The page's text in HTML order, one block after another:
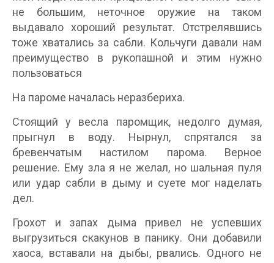
не большим, неточное оружие на таком
выдавало хороший результат. Отстрелявшись
тоже хватались за сабли. Кольчуги давали нам
преимущество в рукопашной и этим нужно
пользоваться
На пароме началась неразбериха.
Стоящий у весла паромщик, недолго думая,
прыгнул в воду. Нырнул, спрятался за
бревенчатым настилом парома. Верное
решение. Ему зла я не желал, но шальная пуля
или удар сабли в дыму и суете мог наделать
дел.
Грохот и запах дыма привел не успевших
выгрузиться скакунов в панику. Они добавили
хаоса, вставали на дыбы, рвались. Одного не